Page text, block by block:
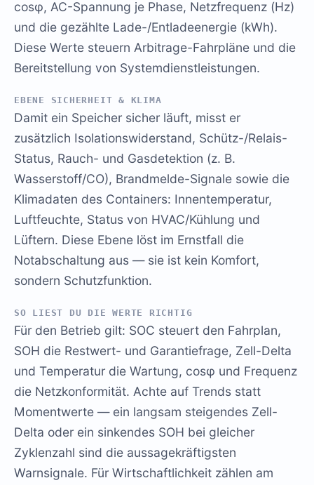
cosφ, AC-Spannung je Phase, Netzfrequenz (Hz)
und die gezählte Lade-/Entladeenergie (kWh).
Diese Werte steuern Arbitrage-Fahrpläne und die
Bereitstellung von Systemdienstleistungen.
EBENE SICHERHEIT & KLIMA
Damit ein Speicher sicher läuft, misst er
zusätzlich Isolationswiderstand, Schütz-/Relais-
Status, Rauch- und Gasdetektion (z. B.
Wasserstoff/CO), Brandmelde-Signale sowie die
Klimadaten des Containers: Innentemperatur,
Luftfeuchte, Status von HVAC/Kühlung und
Lüftern. Diese Ebene löst im Ernstfall die
Notabschaltung aus — sie ist kein Komfort,
sondern Schutzfunktion.
SO LIEST DU DIE WERTE RICHTIG
Für den Betrieb gilt: SOC steuert den Fahrplan,
SOH die Restwert- und Garantiefrage, Zell-Delta
und Temperatur die Wartung, cosφ und Frequenz
die Netzkonformität. Achte auf Trends statt
Momentwerte — ein langsam steigendes Zell-
Delta oder ein sinkendes SOH bei gleicher
Zyklenzahl sind die aussagekräftigsten
Warnsignale. Für Wirtschaftlichkeit zählen am